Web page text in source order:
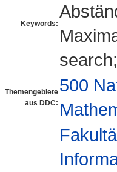
Keywords:
Themengebiete
aus DDC:
500